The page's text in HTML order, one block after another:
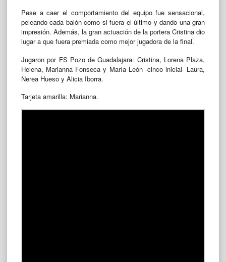
Pese a caer el comportamiento del equipo fue sensacional,
peleando cada balón como si fuera el último y dando una gran
impresión. Además, la gran actuación de la portera Cristina dio
lugar a que fuera premiada como mejor jugadora de la final.
Jugaron por FS Pozo de Guadalajara: Cristina, Lorena Plaza,
Helena, Marianna Fonseca y María León -cinco inicial- Laura,
Nerea Hueso y Alicia Iborra.
Tarjeta amarilla: Marianna.